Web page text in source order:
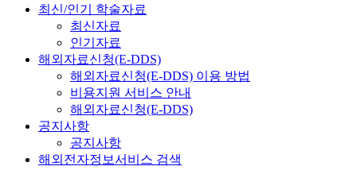
최신/인기 학술자료
최신자료
인기자료
해외자료신청(E-DDS)
해외자료신청(E-DDS) 이용 방법
비용지원 서비스 안내
해외자료신청(E-DDS)
공지사항
공지사항
해외전자정보서비스 검색